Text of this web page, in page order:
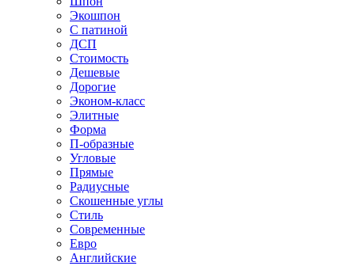
Экошпон
С патиной
ДСП
Стоимость
Дешевые
Дорогие
Эконом-класс
Элитные
Форма
П-образные
Угловые
Прямые
Радиусные
Скошенные углы
Стиль
Современные
Евро
Английские